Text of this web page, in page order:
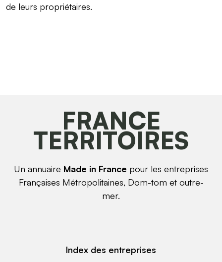
de leurs propriétaires.
FRANCE
TERRITOIRES
Un annuaire Made in France pour les entreprises
Françaises Métropolitaines, Dom-tom et outre-
mer.
Index des entreprises